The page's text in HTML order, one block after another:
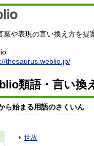
葉や表現の言い換え方を提
thesaurus.weblio.jp/
類語・言い換
ら始まる用語のさくいん
世故